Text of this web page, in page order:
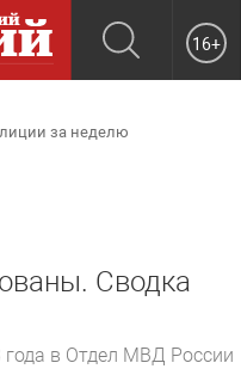
16+
за неделю
Сводка
года в Отдел МВД России